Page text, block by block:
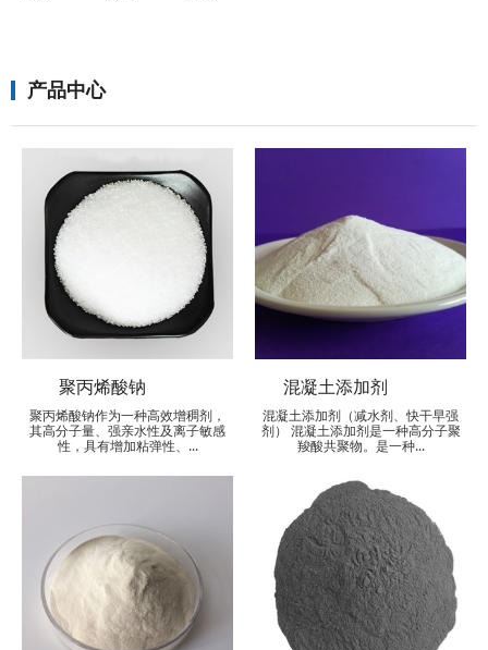
产品中心
聚丙烯酸钠
聚丙烯酸钠作为一种高效增稠剂，
其高分子量、强亲水性及离子敏感
性，具有增加粘弹性、...
混凝土添加剂
混凝土添加剂（减水剂、快干早强
剂） 混凝土添加剂是一种高分子聚
羧酸共聚物。是一种...